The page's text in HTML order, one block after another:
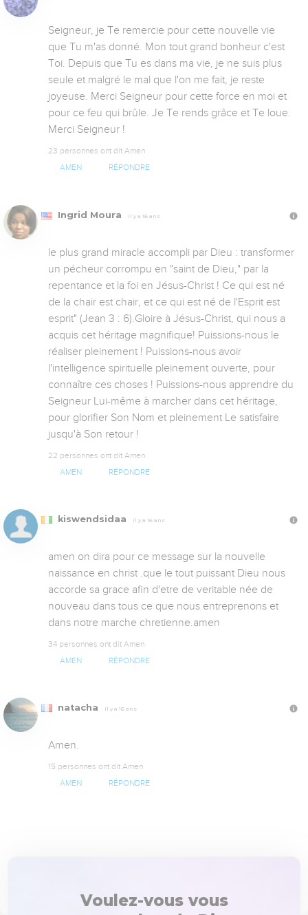
Seigneur, je Te remercie pour cette nouvelle vie
que Tu m'as donné. Mon tout grand bonheur c'est
Toi. Depuis que Tu es dans ma vie, je ne suis plus
seule et malgré le mal que l'on me fait, je reste
joyeuse. Merci Seigneur pour cette force en moi et
pour ce feu qui brûle. Je Te rends grâce et Te loue.
Merci Seigneur !
23 personnes ont dit Amen
AMEN RÉPONDRE
Ingrid Moura Il y a 16 ans
le plus grand miracle accompli par Dieu : transformer
un pécheur corrompu en "saint de Dieu," par la
repentance et la foi en Jésus-Christ ! Ce qui est né
de la chair est chair, et ce qui est né de l'Esprit est
esprit" (Jean 3 : 6).Gloire à Jésus-Christ, qui nous a
acquis cet héritage magnifique! Puissions-nous le
réaliser pleinement ! Puissions-nous avoir
l'intelligence spirituelle pleinement ouverte, pour
connaître ces choses ! Puissions-nous apprendre du
Seigneur Lui-même à marcher dans cet héritage,
pour glorifier Son Nom et pleinement Le satisfaire
jusqu'à Son retour !
22 personnes ont dit Amen
AMEN RÉPONDRE
kiswendsidaa Il y a 16 ans
amen on dira pour ce message sur la nouvelle
naissance en christ .que le tout puissant Dieu nous
accorde sa grace afin d'etre de veritable née de
nouveau dans tous ce que nous entreprenons et
dans notre marche chretienne.amen
34 personnes ont dit Amen
AMEN RÉPONDRE
natacha Il y a 16 ans
Amen.
15 personnes ont dit Amen
AMEN RÉPONDRE
Voulez-vous vous